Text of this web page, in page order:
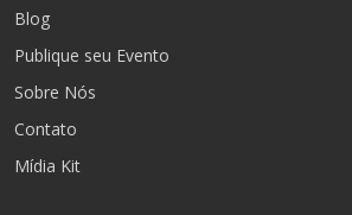
Blog
Publique seu Evento
Sobre Nós
Contato
Mídia Kit